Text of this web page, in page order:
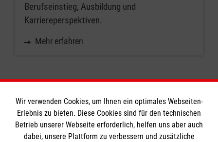
Berufseinstieg, Ausbildung und
Karriereperspektiven.
Mehr erfahren
Informationen
Wir verwenden Cookies, um Ihnen ein optimales Webseiten-
Erlebnis zu bieten. Diese Cookies sind für den technischen
Betrieb unserer Webseite erforderlich, helfen uns aber auch
dabei, unsere Plattform zu verbessern und zusätzliche